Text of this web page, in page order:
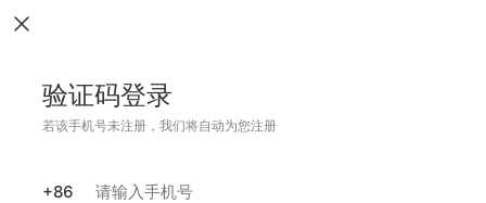
验证码登录
若该手机号未注册，我们将自动为您注册
+86